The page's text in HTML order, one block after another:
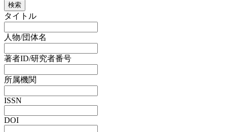
検索
タイトル
人物/団体名
著者ID/研究者番号
所属機関
ISSN
DOI